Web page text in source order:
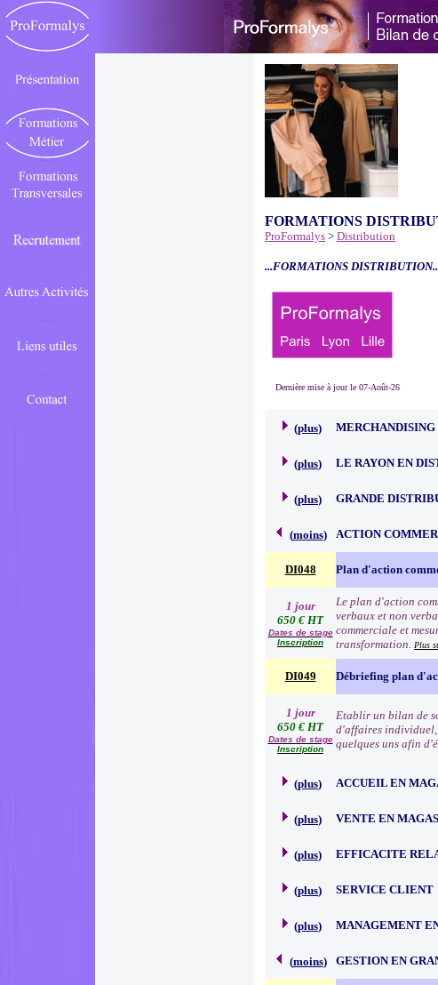
FORMATIONS
ProFormalys > Distribution
...FORMATIONS
Dernière mise à jour le 07-Août-26
(plus)
(plus) LE RAYON EN
(plus) GRANDE
(moins) ACTION
DI048 Plan d'action
1 jour
650 € HT
Dates de stage
Inscription
Le plan d'action
verbaux et non
commerciale et
transformation. Plus
DI049 Débriefing plan
1 jour
650 € HT
Dates de stage
Inscription
Etablir un bilan de
d'affaires
quelques uns afin
(plus) ACCUEIL EN
(plus) VENTE EN
(plus) EFFICACITE
(plus) SERVICE CLIENT
(plus) MANAGEMENT
(moins) GESTION EN